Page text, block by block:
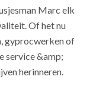
Marc elk
Of het nu
gyprocwerken of
service &amp;
herinneren.